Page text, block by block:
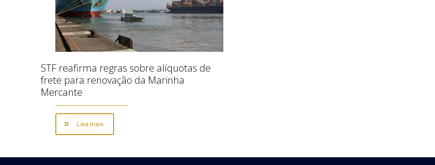
STF reafirma regras sobre alíquotas de
frete para renovação da Marinha
Mercante
Leia mais